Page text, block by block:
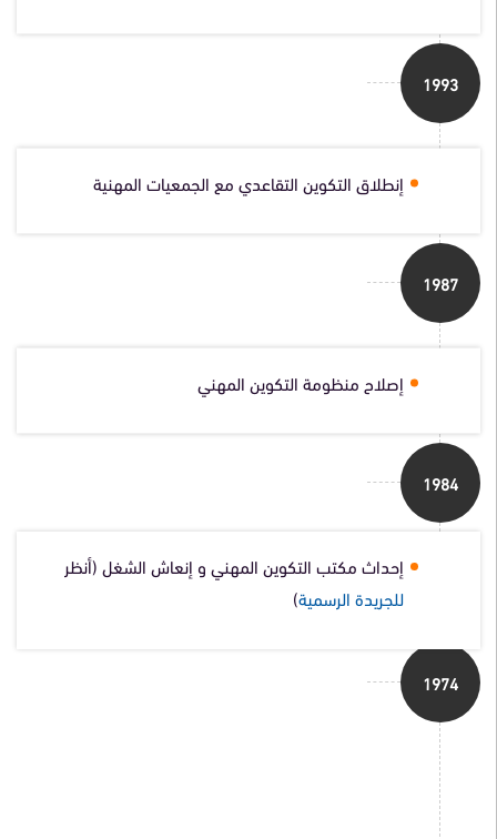
1993
1987
إنطلاق التكوين التقاعدي مع الجمعيات المهنية
1984
إصلاح منظومة التكوين المهني
1974
إحداث مكتب التكوين المهني و إنعاش الشغل (أنظر
للجريدة الرسمية)